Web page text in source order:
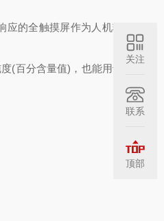
的全触摸屏作为人机输
(百分含量值)，也能用于
关注
联系
顶部